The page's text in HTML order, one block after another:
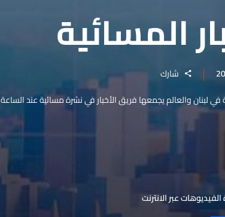
المسائية
شارك
في لبنان والعالم يجمعها فريق الأخبار في نشرة مسائية عند الساعة
عبر الانترنت